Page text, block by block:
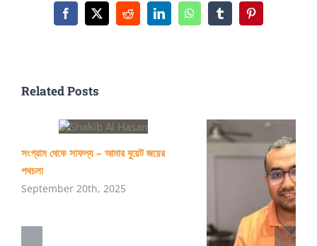
ফুলব্রাইট
Facebook
X RedditLinkedInWhatsAppTumblrPinterest
Related Posts
সংগ্রাম থেকে সাফল্য – আমার বুয়েট জয়ের
পথচলা
September 20th, 2025